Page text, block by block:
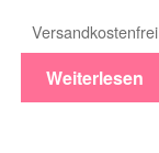
Versandkostenfrei
Weiterlesen